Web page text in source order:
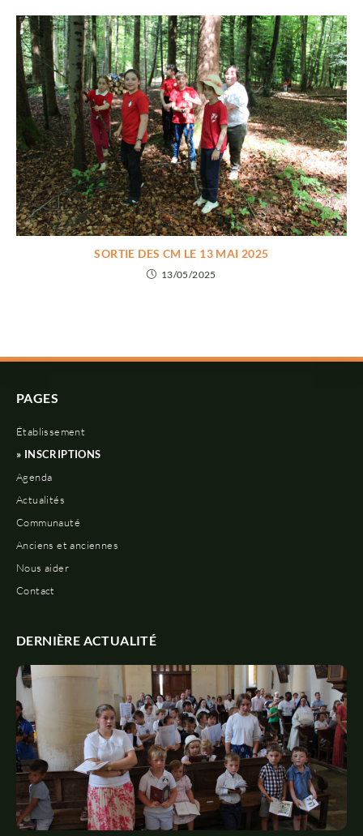
SORTIE DES CM LE 13 MAI 2025
13/05/2025
PAGES
Établissement
» INSCRIPTIONS
Agenda
Actualités
Communauté
Anciens et anciennes
Nous aider
Contact
DERNIÈRE ACTUALITÉ